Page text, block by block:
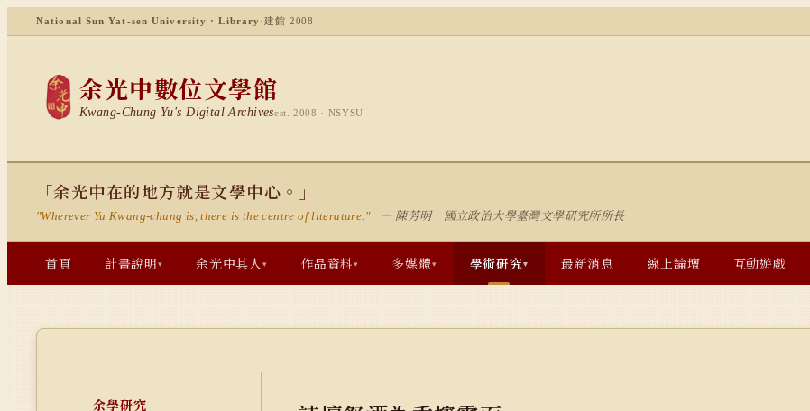
National Sun Yat-sen University · Library ·建館 2008
余光中數位文學館
Kwang-Chung Yu's Digital Archivesest. 2008 · NSYSU
「余光中在的地方就是文學中心。」
"Wherever Yu Kwang-chung is, there is the centre of literature." — 陳芳明 國立政治大學臺灣文學研究所所長
首頁 計畫說明▾ 余光中其人▾ 作品資料▾ 多媒體▾ 學術研究▾ 最新消息 線上論壇 互動遊戲
余學研究